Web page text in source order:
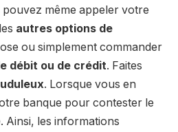
pouvez même appeler votre
autres options de
ou simplement commander
débit ou de crédit. Faites
. Lorsque vous en
banque pour contester le
Ainsi, les informations